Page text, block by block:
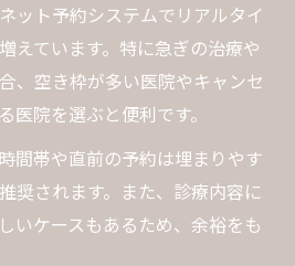
ット予約システムでリアルタイ
えています。特に急ぎの治療や
、空き枠が多い医院やキャンセ
医院を選ぶと便利です。
間帯や直前の予約は埋まりやす
奨されます。また、診療内容に
いケースもあるため、余裕をも